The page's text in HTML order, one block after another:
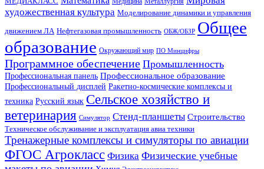
художественная культура Моделирование динамики и управления
движением ЛА Нефтегазовая промышленность ОБЖ/ОБЗР Общее
образование Окружающий мир ПО Минцифры
Программное обеспечение Промышленность
Профессиональная панель Профессиональное образование
Профессиональный дисплей Ракетно-космические комплексы и
техника Русский язык Сельское хозяйство и
ветеринария Симулятор Стенд-планшеты Строительство
Техническое обслуживание и эксплуатация авиа техники
Тренажерные комплексы и симуляторы по авиации
ФГОС Агрокласс Физика Физические учебные